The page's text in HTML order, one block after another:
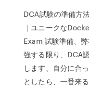
DCA試験の準備方
｜ユニークな
Exam 試験準備、
強する限り、DCA
します、自分に合
としたら、一番来